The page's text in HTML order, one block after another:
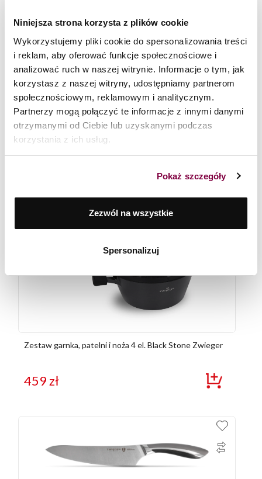
Niniejsza strona korzysta z plików cookie
Wykorzystujemy pliki cookie do spersonalizowania treści
i reklam, aby oferować funkcje społecznościowe i
analizować ruch w naszej witrynie. Informacje o tym, jak
korzystasz z naszej witryny, udostępniamy partnerom
społecznościowym, reklamowym i analitycznym.
Partnerzy mogą połączyć te informacje z innymi danymi
otrzymanymi od Ciebie lub uzyskanymi podczas
korzystania z ich usług.
Pokaż szczegóły
Zezwól na wszystkie
Spersonalizuj
Zestaw patelni i noży 7 el. Black Stone + deska z nożem i
ostrzałką Optima
899zł
Zestaw garnka, patelni i noża 4 el. Black Stone Zwieger
459zł